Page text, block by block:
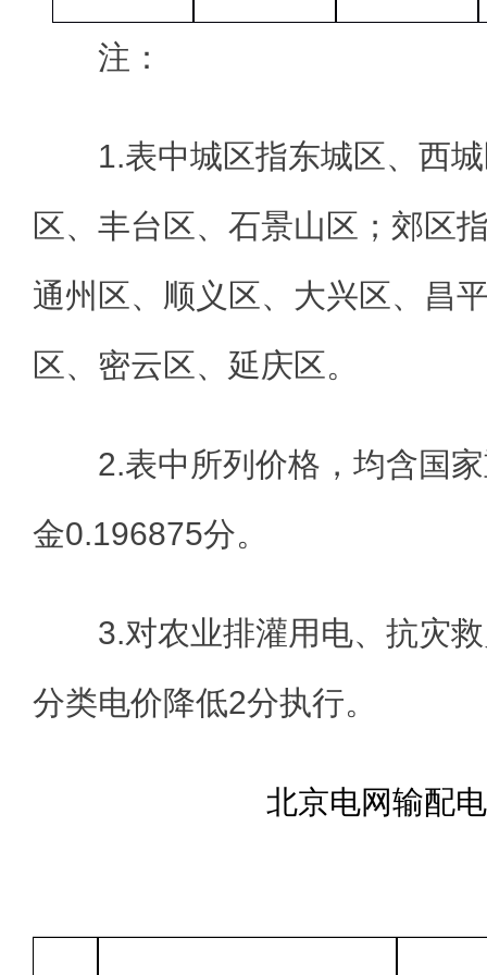
注：
1.表中城区指东城区、西
区、丰台区、石景山区；郊区
通州区、顺义区、大兴区、昌
区、密云区、延庆区。
2.表中所列价格，均含国
金0.196875分。
3.对农业排灌用电、抗灾
分类电价降低2分执行。
北京电网输配